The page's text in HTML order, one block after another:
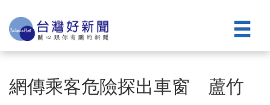
網傳乘客危險探出車窗 蘆竹